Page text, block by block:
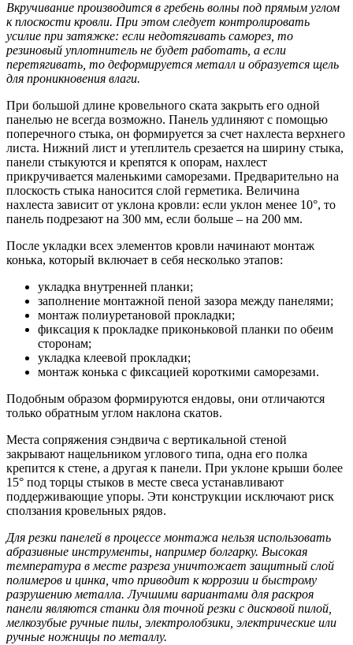
Вкручивание производится в гребень волны под прямым углом
к плоскости кровли. При этом следует контролировать
усилие при затяжке: если недотягивать саморез, то
резиновый уплотнитель не будет работать, а если
перетягивать, то деформируется металл и образуется щель
для проникновения влаги.
При большой длине кровельного ската закрыть его одной
панелью не всегда возможно. Панель удлиняют с помощью
поперечного стыка, он формируется за счет нахлеста верхнего
листа. Нижний лист и утеплитель срезается на ширину стыка,
панели стыкуются и крепятся к опорам, нахлест
прикручивается маленькими саморезами. Предварительно на
плоскость стыка наносится слой герметика. Величина
нахлеста зависит от уклона кровли: если уклон менее 10°, то
панель подрезают на 300 мм, если больше – на 200 мм.
После укладки всех элементов кровли начинают монтаж
конька, который включает в себя несколько этапов:
укладка внутренней планки;
заполнение монтажной пеной зазора между панелями;
монтаж полиуретановой прокладки;
фиксация к прокладке приконьковой планки по обеим
сторонам;
укладка клеевой прокладки;
монтаж конька с фиксацией короткими саморезами.
Подобным образом формируются ендовы, они отличаются
только обратным углом наклона скатов.
Места сопряжения сэндвича с вертикальной стеной
закрывают нащельником углового типа, одна его полка
крепится к стене, а другая к панели. При уклоне крыши более
15° под торцы стыков в месте свеса устанавливают
поддерживающие упоры. Эти конструкции исключают риск
сползания кровельных рядов.
Для резки панелей в процессе монтажа нельзя использовать
абразивные инструменты, например болгарку. Высокая
температура в месте разреза уничтожает защитный слой
полимеров и цинка, что приводит к коррозии и быстрому
разрушению металла. Лучшими вариантами для раскроя
панели являются станки для точной резки с дисковой пилой,
мелкозубые ручные пилы, электролобзики, электрические или
ручные ножницы по металлу.